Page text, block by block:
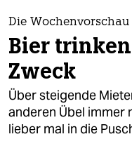
themen
politik
öko
gesellschaft
Die
Bier
Zweck
Über steigende
anderen Übel immer
lieber mal in die